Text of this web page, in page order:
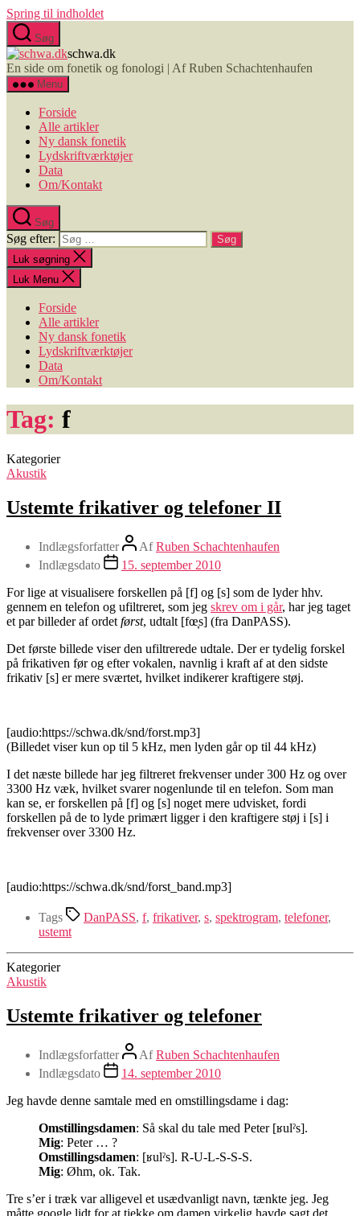
Spring til indholdet
Søg
schwa.dk
En side om fonetik og fonologi | Af Ruben Schachtenhaufen
Menu
Forside
Alle artikler
Ny dansk fonetik
Lydskriftværktøjer
Data
Om/Kontakt
Søg
Søg efter:
Luk søgning
Luk Menu
Forside
Alle artikler
Ny dansk fonetik
Lydskriftværktøjer
Data
Om/Kontakt
Tag: f
Kategorier
Akustik
Ustemte frikativer og telefoner II
Indlægsforfatter AfRuben Schachtenhaufen
Indlægsdato
15. september 2010
For lige at visualisere forskellen på [f] og [s] som de lyder hhv.
gennem en telefon og ufiltreret, som jeg skrev om i går, har jeg taget
et par billeder af ordet først, udtalt [fœ̞s] (fra DanPASS).
Det første billede viser den ufiltrerede udtale. Der er tydelig forskel
på frikativen før og efter vokalen, navnlig i kraft af at den sidste
frikativ [s] er mere sværtet, hvilket indikerer kraftigere støj.
[audio:https://schwa.dk/snd/forst.mp3]
(Billedet viser kun op til 5 kHz, men lyden går op til 44 kHz)
I det næste billede har jeg filtreret frekvenser under 300 Hz og over
3300 Hz væk, hvilket svarer nogenlunde til en telefon. Som man
kan se, er forskellen på [f] og [s] noget mere udvisket, fordi
forskellen på de to lyde primært ligger i den kraftigere støj i [s] i
frekvenser over 3300 Hz.
[audio:https://schwa.dk/snd/forst_band.mp3]
Tags DanPASS, f, frikativer, s, spektrogram, telefoner,
ustemt
Kategorier
Akustik
Ustemte frikativer og telefoner
Indlægsforfatter AfRuben Schachtenhaufen
Indlægsdato
14. september 2010
Jeg havde denne samtale med en omstillingsdame i dag:
Omstillingsdamen: Så skal du tale med Peter [ʁulˀs].
Mig: Peter … ?
Omstillingsdamen: [ʁulˀs]. R-U-L-S-S-S.
Mig: Øhm, ok. Tak.
Tre s’er i træk var alligevel et usædvanligt navn, tænkte jeg. Jeg
måtte google lidt for at tjekke om damen virkelig havde sagt det